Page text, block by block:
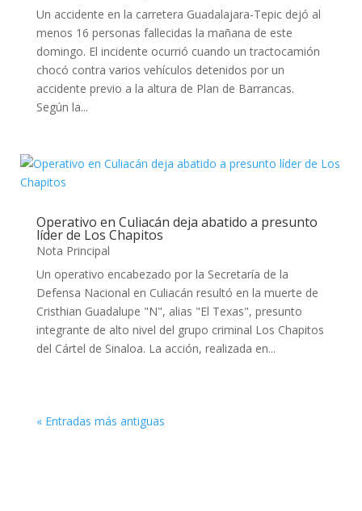
Un accidente en la carretera Guadalajara-Tepic dejó al
menos 16 personas fallecidas la mañana de este
domingo. El incidente ocurrió cuando un tractocamión
chocó contra varios vehículos detenidos por un
accidente previo a la altura de Plan de Barrancas.
Según la...
Operativo en Culiacán deja abatido a presunto
líder de Los Chapitos
Nota Principal
Un operativo encabezado por la Secretaría de la
Defensa Nacional en Culiacán resultó en la muerte de
Cristhian Guadalupe "N", alias "El Texas", presunto
integrante de alto nivel del grupo criminal Los Chapitos
del Cártel de Sinaloa. La acción, realizada en...
« Entradas más antiguas